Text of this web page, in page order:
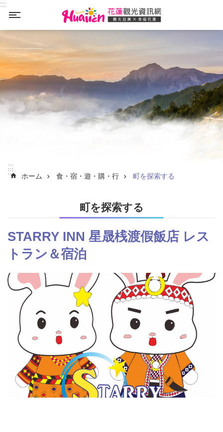
メインのコンテンツブロックにジャンプします
:::
:::
::: ホーム 食・宿・遊・購・行 町を探索する
町を探索する
STARRY INN 星晟桟渡假飯店 レス
トラン＆宿泊